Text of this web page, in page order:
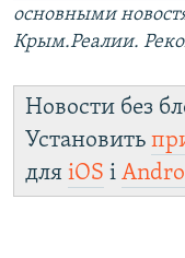
основными
Крым.Реалии.
Новости без
Установить
для iOS і